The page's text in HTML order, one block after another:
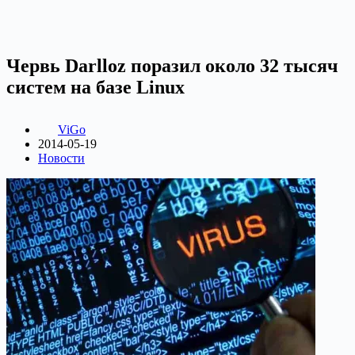
Червь Darlloz поразил около 32 тысяч
систем на базе Linux
ViGo
2014-05-19
Новости